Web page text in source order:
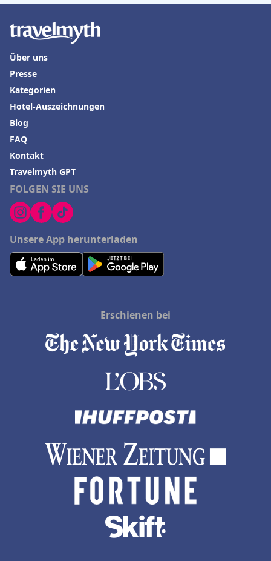
FOLGEN SIE UNS
Unsere App herunterladen
Über uns
Presse
Kategorien
Hotel-Auszeichnungen
Blog
FAQ
Kontakt
Travelmyth GPT
Erschienen bei